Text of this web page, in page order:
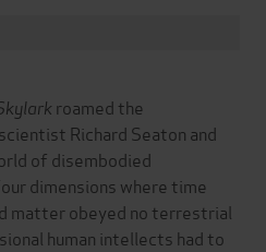
roamed the
Richard Seaton and
of disembodied
dimensions where time
matter obeyed no terrestrial
human intellects had to